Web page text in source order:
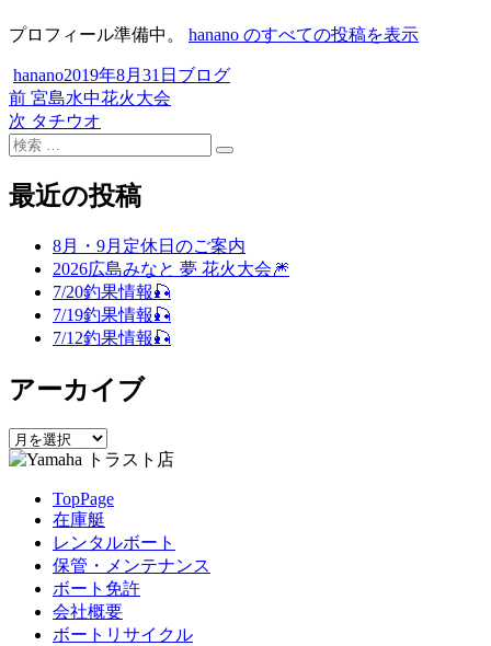
プロフィール準備中。 hanano のすべての投稿を表示
投
稿
者
hanano投
稿
日:
2019年8月31日 カ
ブログ
投
稿
ビ
ン
前 過
去
の
稿:
宮島水中花火大会
次 次
の
稿:
タチウオ
検
対
象:
検
最近の投稿
8月・9月定休日のご案内
2026広島みなと 夢 花火大会🎆
7/20釣果情報🎣
7/19釣果情報🎣
7/12釣果情報🎣
アーカイブ
ア
ー
TopPage
在庫艇
レンタルボート
保管・メンテナンス
ボート免許
会社概要
ボートリサイクル